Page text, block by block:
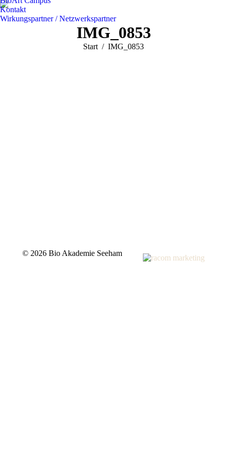
Kontakt
Wirkungspartner / Netzwerkspartner
IMG_0853
Sie befinden sich hier:
Start IMG_0853
© 2026 Bio Akademie Seeham